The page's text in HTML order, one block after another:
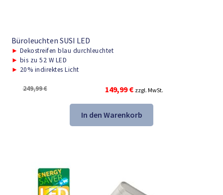
Büroleuchten SUSI LED
► Dekostreifen blau durchleuchtet
► bis zu 52 W LED
► 20% indirektes Licht
249,99€
Ursprünglicher
Preis
war:
249,99 €
149,99€Aktueller
Preis
ist:
149,99 €.
zzgl. MwSt.
In den Warenkorb